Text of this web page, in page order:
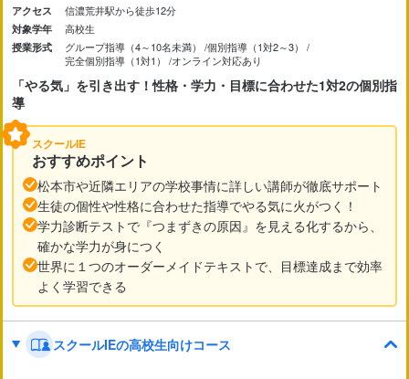
アクセス 信濃荒井駅から徒歩12分
対象学年 高校生
授業形式 グループ指導（4～10名未満）
個別指導（1対2～3）
完全個別指導（1対1）
オンライン対応あり
「やる気」を引き出す！性格・学力・目標に合わせた1対2の個別指
導
スクールIE
おすすめポイント
松本市や近隣エリアの学校事情に詳しい講師が徹底サポート
生徒の個性や性格に合わせた指導でやる気に火がつく！
学力診断テストで『つまずきの原因』を見える化するから、
確かな学力が身につく
世界に１つのオーダーメイドテキストで、目標達成まで効率
よく学習できる
スクールIEの高校生向けコース